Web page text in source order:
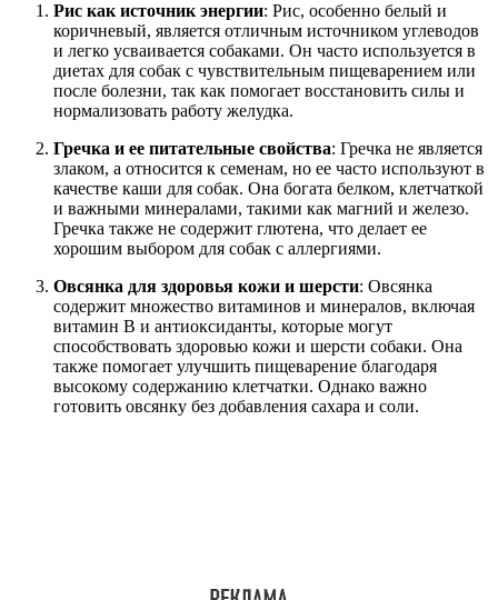
Рис как источник энергии: Рис, особенно белый и
коричневый, является отличным источником углеводов
и легко усваивается собаками. Он часто используется в
диетах для собак с чувствительным пищеварением или
после болезни, так как помогает восстановить силы и
нормализовать работу желудка.
Гречка и ее питательные свойства: Гречка не является
злаком, а относится к семенам, но ее часто используют в
качестве каши для собак. Она богата белком, клетчаткой
и важными минералами, такими как магний и железо.
Гречка также не содержит глютена, что делает ее
хорошим выбором для собак с аллергиями.
Овсянка для здоровья кожи и шерсти: Овсянка
содержит множество витаминов и минералов, включая
витамин B и антиоксиданты, которые могут
способствовать здоровью кожи и шерсти собаки. Она
также помогает улучшить пищеварение благодаря
высокому содержанию клетчатки. Однако важно
готовить овсянку без добавления сахара и соли.